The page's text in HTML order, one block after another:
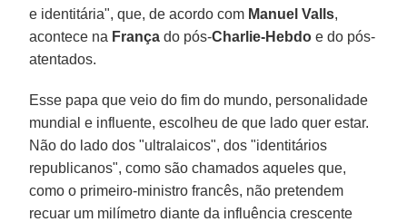
e identitária", que, de acordo com Manuel Valls,
acontece na França do pós-Charlie-Hebdo e do pós-
atentados.
Esse papa que veio do fim do mundo, personalidade
mundial e influente, escolheu de que lado quer estar.
Não do lado dos "ultralaicos", dos "identitários
republicanos", como são chamados aqueles que,
como o primeiro-ministro francês, não pretendem
recuar um milímetro diante da influência crescente